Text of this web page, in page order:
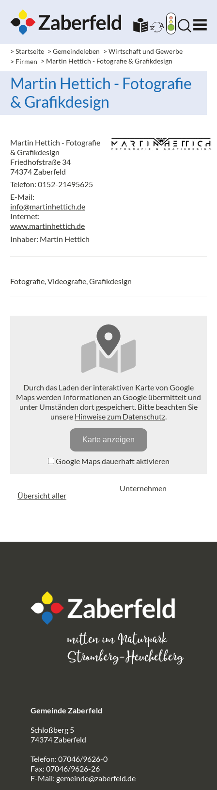
> Startseite > Gemeindeleben > Wirtschaft und Gewerbe
> Firmen > Martin Hettich - Fotografie & Grafikdesign
Martin Hettich - Fotografie
& Grafikdesign
Martin Hettich - Fotografie
& Grafikdesign
Friedhofstraße 34
74374 Zaberfeld
Telefon: 0152-21495625
E-Mail:
info@martinhettich.de
Internet:
www.martinhettich.de
Inhaber: Martin Hettich
Fotografie, Videografie, Grafikdesign
Durch das Laden der interaktiven Karte von Google
Maps werden Informationen an Google übermittelt und
unter Umständen dort gespeichert. Bitte beachten Sie
unsere Hinweise zum Datenschutz
Karte anzeigen
Google Maps dauerhaft aktivieren
Übersicht aller
Unternehmen
Gemeinde Zaberfeld
Schloßberg 5
74374 Zaberfeld
Telefon: 07046/9626-0
Fax: 07046/9626-26
E-Mail: gemeinde@zaberfeld.de